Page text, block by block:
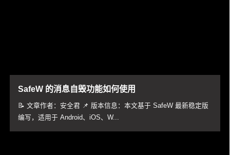
SafeW 的消息自毁功能如何使用
📝 文章作者：安全君 📌 版本信息：本文基于 SafeW 最新稳定版
编写，适用于 Android、iOS、W...